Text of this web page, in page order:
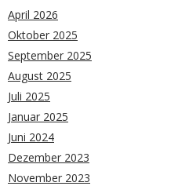
April 2026
Oktober 2025
September 2025
August 2025
Juli 2025
Januar 2025
Juni 2024
Dezember 2023
November 2023